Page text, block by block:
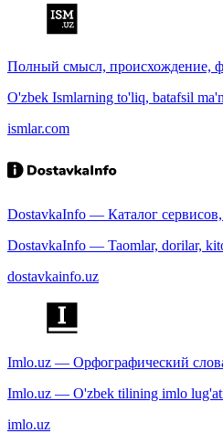
Полный смысл, происхождение,
O'zbek Ismlarning to'liq, batafsil
ismlar.com
DostavkaInfo — Каталог
DostavkaInfo — Taomlar, dorilar,
dostavkainfo.uz
Imlo.uz — Орфографический
Imlo.uz — O'zbek tilining imlo
imlo.uz